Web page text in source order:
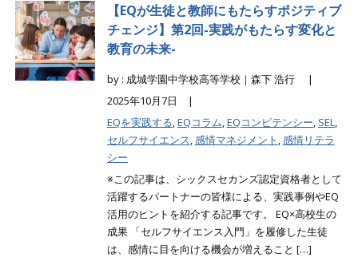
【EQが生徒と教師にもたらすポジティブ
チェンジ】第2回-実践がもたらす変化と
教育の未来-
by : 成城学園中学校高等学校｜森下 浩行 |
2025年10月7日 |
EQを実践する,EQコラム,EQコンピテンシー, SEL,
セルフサイエンス,感情マネジメント ,感情リテラ
シー
※この記事は、シックスセカンズ認定資格者として
活躍するパートナーの皆様による、実践事例やEQ
活用のヒントを紹介する記事です。 EQ×高校生の
成果 「セルフサイエンス入門」を履修した生徒
は、感情に目を向ける機会が増えること […]